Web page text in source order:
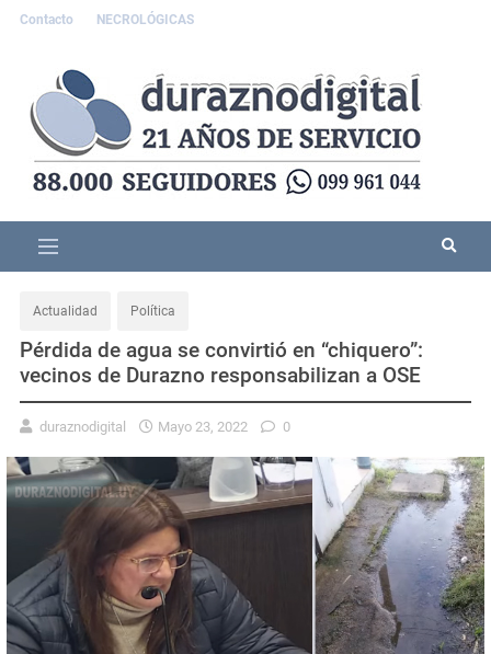
Contacto NECROLÓGICAS
Actualidad Política
Pérdida de agua se convirtió en “chiquero”:
vecinos de Durazno responsabilizan a OSE
duraznodigital Mayo 23, 2022 0